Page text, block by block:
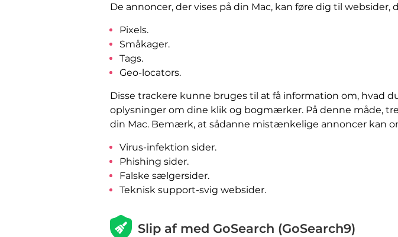
De annoncer, der vises på din Mac, kan føre dig til
Pixels.
Småkager.
Tags.
Geo-locators.
Disse trackere kunne bruges til at få information om, hvad
oplysninger om dine klik og bogmærker. På denne måde,
din Mac. Bemærk, at sådanne mistænkelige annoncer kan
Virus-infektion sider.
Phishing sider.
Falske sælgersider.
Teknisk support-svig websider.
Slip af med GoSearch (GoSearch9)
FJERN DET NU (MAC)
med SpyHunter til Mac